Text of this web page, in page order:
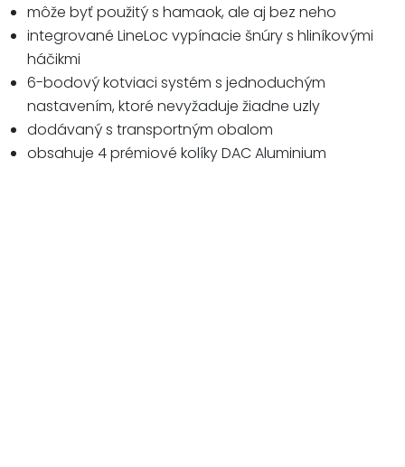
môže byť použitý s hamaok, ale aj bez neho
integrované LineLoc vypínacie šnúry s hliníkovými
háčikmi
6-bodový kotviaci systém s jednoduchým
nastavením, ktoré nevyžaduje žiadne uzly
dodávaný s transportným obalom
obsahuje 4 prémiové kolíky DAC Aluminium